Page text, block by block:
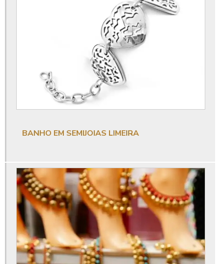
Lojas de semijoias em limeira atacado
Onde comprar semi joias em limeira
Onde comprar semi joias no atacado
Onde comprar semijoias no atacado em limeira
Banho antialergico
Banho antialérgico limeira
Banho antialérgico limeira sp
Banho de ouro
Banho de ouro em bijuterias
BANHO EM SEMIJOIAS LIMEIRA